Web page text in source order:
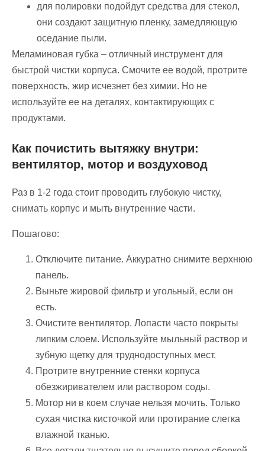
для полировки подойдут средства для стекол,
они создают защитную пленку, замедляющую
оседание пыли.
Меламиновая губка – отличный инструмент для
быстрой чистки корпуса. Смочите ее водой, протрите
поверхность, жир исчезнет без химии. Но не
используйте ее на деталях, контактирующих с
продуктами.
Как почистить вытяжку внутри:
вентилятор, мотор и воздуховод
Раз в 1-2 года стоит проводить глубокую чистку,
снимать корпус и мыть внутренние части.
Пошагово:
Отключите питание. Аккуратно снимите верхнюю
панель.
Выньте жировой фильтр и угольный, если он
есть.
Очистите вентилятор. Лопасти часто покрыты
липким слоем. Используйте мыльный раствор и
зубную щетку для труднодоступных мест.
Протрите внутренние стенки корпуса
обезжиривателем или раствором соды.
Мотор ни в коем случае нельзя мочить. Только
сухая чистка кисточкой или протирание слегка
влажной тканью.